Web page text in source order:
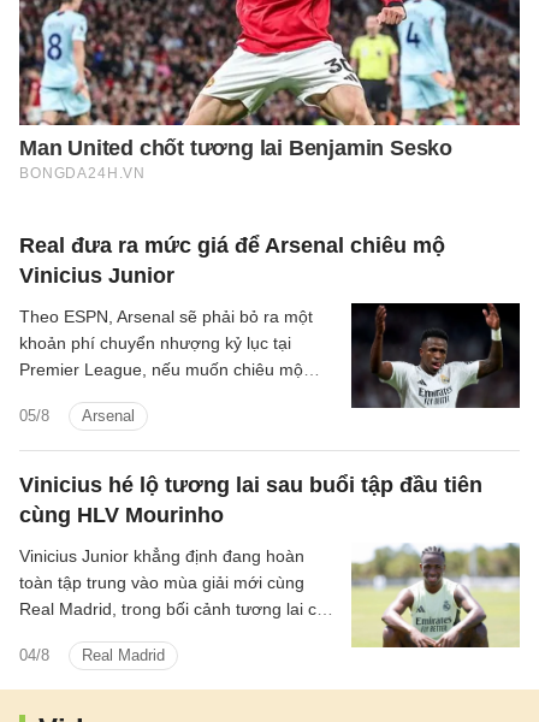
Real đưa ra mức giá để Arsenal chiêu mộ
Vinicius Junior
05/8 Arsenal
Theo ESPN, Arsenal sẽ phải bỏ ra một
khoản phí chuyển nhượng kỷ lục tại
Premier League, nếu muốn chiêu mộ
Vinicius hé lộ tương lai sau buổi tập đầu tiên
cùng HLV Mourinho
04/8 Real Madrid
Vinicius Junior khẳng định đang hoàn
toàn tập trung vào mùa giải mới cùng
Real Madrid, trong bối cảnh tương lai của